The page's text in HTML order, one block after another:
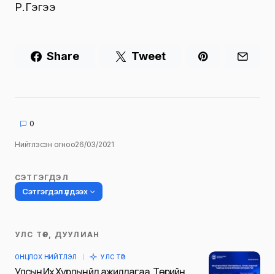
Р.Гэгээ
Share Tweet
0
Нийтлэсэн огноо26/03/2021
СЭТГЭГДЭЛ
Сэтгэгдэл үлдээх
Таны имэйл хаягийг нийтлэхгүй.
УЛС ТӨР, ДУУЛИАН
ОНЦЛОХ НИЙТЛЭЛ УЛС ТӨР